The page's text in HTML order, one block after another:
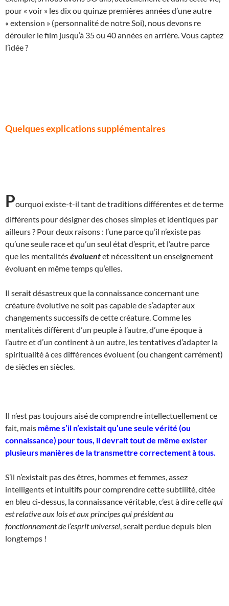
pour « voir » les dix ou quinze premières années d’une autre
« extension » (personnalité de notre Soi), nous devons re
dérouler le film jusqu’à 35 ou 40 années en arrière. Vous captez
l’idée ?
Quelques explications supplémentaires
Pourquoi existe-t-il tant de traditions différentes et de terme
différents pour désigner des choses simples et identiques par
ailleurs ? Pour deux raisons : l’une parce qu’il n’existe pas
qu’une seule race et qu’un seul état d’esprit, et l’autre parce
que les mentalitésévoluentet nécessitent un enseignement
évoluant en même temps qu’elles.
Il serait désastreux que la connaissance concernant une
créature évolutive ne soit pas capable de s’adapter aux
changements successifs de cette créature. Comme les
mentalités diffèrent d’un peuple à l’autre, d’une époque à
l’autre et d’un continent à un autre, les tentatives d’adapter la
spiritualité à ces différences évoluent (ou changent carrément)
de siècles en siècles.
Il n’est pas toujours aisé de comprendre intellectuellement ce
fait, mais même s’il n’existait qu’une seule vérité (ou
connaissance) pour tous, il devrait tout de même exister
plusieurs manières de la transmettre correctement à tous.
S’il n’existait pas des êtres, hommes et femmes, assez
intelligents et intuitifs pour comprendre cette subtilité, citée
en bleu ci-dessus, la connaissance véritable, c’est à direcelle qui
est relative aux lois et aux principes qui président au
fonctionnement de l’esprit universel , serait perdue depuis bien
longtemps !